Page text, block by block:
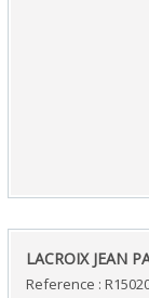
‎LACROIX JEAN
Reference :